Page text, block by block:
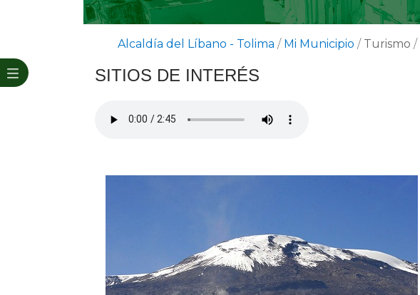
Alcaldía del Líbano - Tolima / Mi Municipio / Turismo /
SITIOS DE INTERÉS